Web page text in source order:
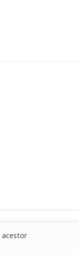
acestor